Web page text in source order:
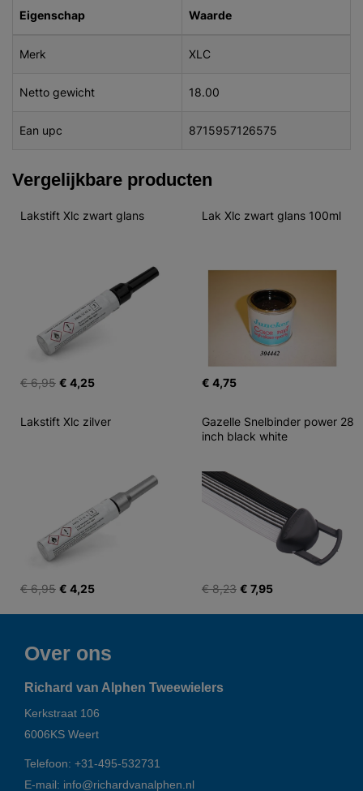
Eigenschap Waarde
Merk XLC
Netto gewicht 18.00
Ean upc 8715957126575
Vergelijkbare producten
Lakstift Xlc zwart glans
€ 6,95 € 4,25
Lak Xlc zwart glans 100ml
€ 4,75
Lakstift Xlc zilver
€ 6,95 € 4,25
Gazelle Snelbinder power 28
inch black white
€ 8,23 € 7,95
Over ons
Richard van Alphen Tweewielers
Kerkstraat 106
6006KS Weert
Telefoon: +31-495-532731
E-mail: info@richardvanalphen.nl